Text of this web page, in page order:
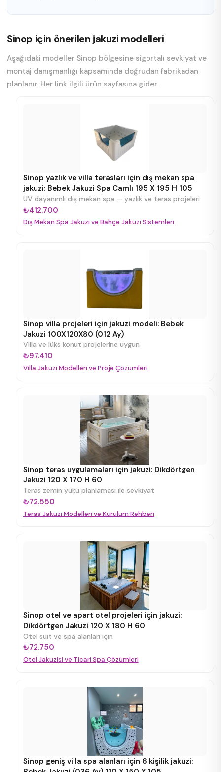
Sinop için önerilen jakuzi modelleri
Aşağıdaki modeller Sinop bölgesine sigortalı sevkiyat ve
montaj danışmanlığı kapsamında doğrudan fabrikadan
planlanır. Her link ilgili ürün sayfasına gider.
Sinop yazlık ve villa terasları için dış mekan spa
jakuzi: Bebek Jakuzi Spa Camlı 195 X 195 H 105
UV dayanımlı dış mekan spa — yazlık ve teras projeleri
₺412.700
Dış Mekan Spa Jakuzi ve Bahçe Jakuzi Sistemleri
Sinop villa projeleri için jakuzi modeli: Bebek
Jakuzi 100X120X80 (012 Ay)
Villa ve lüks konut projelerine uygun
₺97.410
Villa Jakuzi Modelleri ve Proje Çözümleri
Sinop teras uygulamaları için jakuzi: Dikdörtgen
Jakuzi 120 X 170 H 60
Teras zemin yükü planlaması ile sevkiyat
₺72.550
Teras Jakuzi Modelleri ve Kurulum Rehberi
Sinop otel ve apart otel projeleri için jakuzi:
Dikdörtgen Jakuzi 120 X 180 H 60
Otel suit ve spa alanları için
₺72.750
Otel Jakuzisi ve Ticari Spa Çözümleri
Sinop geniş villa spa alanları için 6 kişilik jakuzi: